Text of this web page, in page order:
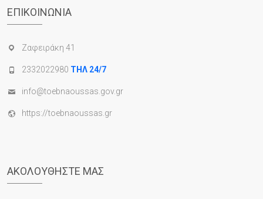
ΕΠΙΚΟΙΝΩΝΊΑ
Ζαφειράκη 41
2332022980 ΤΗΛ 24/7
info@toebnaoussas.gov.gr
https://toebnaoussas.gr
ΑΚΟΛΟΥΘΉΣΤΕ ΜΑΣ